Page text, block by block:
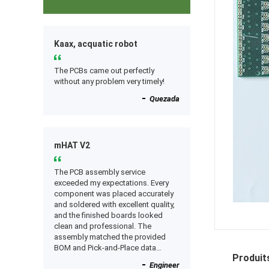
Kaax, acquatic robot
The PCBs came out perfectly
without any problem very timely!
Quezada
mHAT V2
The PCB assembly service
exceeded my expectations. Every
component was placed accurately
and soldered with excellent quality,
and the finished boards looked
clean and professional. The
assembly matched the provided
BOM and Pick-and-Place data
Engineer